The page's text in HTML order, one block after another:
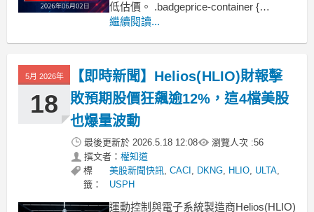
低估價。 .badgeprice-container {
display: flex !important;
flex-wrap:
繼續閱讀...
5月 2026年
18
【即時新聞】Helios(HLIO)財報擊
敗預期股價狂飆逾12%，這4檔美股
也爆量波動
最後更新於 2026.5.18 12:08 瀏覽人次 :56
撰文者： 權知道
標
籤：
美股新聞快訊, CACI , DKNG, HLIO, ULTA,
USPH
運動控制與電子系統製造商Helios(HLIO)